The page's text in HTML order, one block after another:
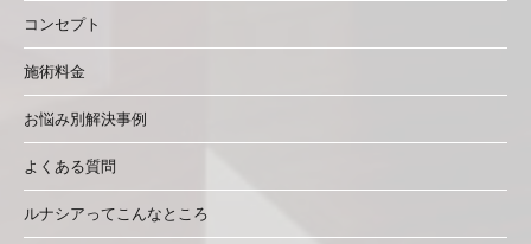
コンセプト
施術料金
お悩み別解決事例
よくある質問
ルナシアってこんなところ